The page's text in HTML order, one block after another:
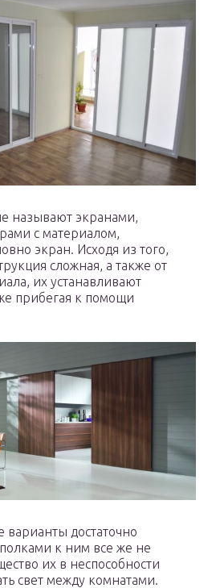
называют экранами,
с материалом,
экран. Исходя из того,
сложная, а также от
их устанавливают
прибегая к помощи
достаточно
к ним все же не
их в неспособности
свет между комнатами.